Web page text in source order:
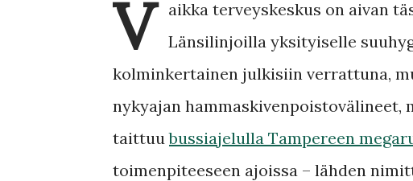
V
aikka terveyskeskus on aivan
Länsilinjoilla yksityiselle
kolminkertainen julkisiin verrattuna,
nykyajan
taittuubussiajelulla Tampereen
toimenpiteeseen ajoissa – lähden